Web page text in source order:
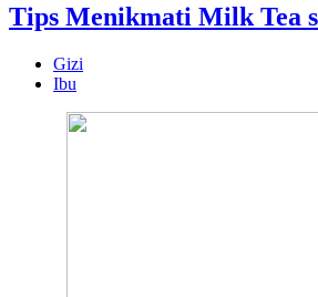
Tips Menikmati Milk Tea
Gizi
Ibu